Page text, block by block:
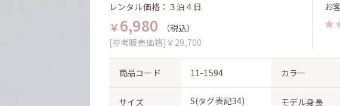
レンタル価格：３泊４日
￥6,980
（税込）
[参考販売価格]￥29,700
お
商品コード 11-1594 カラー
サイズ S(タグ表記34) モデル身長